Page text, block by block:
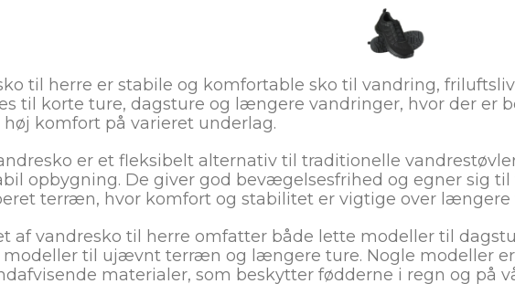
til herre er stabile og komfortable sko til vandring,
til korte ture, dagsture og længere vandringer, hvor der er
høj komfort på varieret underlag.
er et fleksibelt alternativ til traditionelle
opbygning. De giver god bevægelsesfrihed og egner sig
terræn, hvor komfort og stabilitet er vigtige over længere
af vandresko til herre omfatter både lette modeller til
modeller til ujævnt terræn og længere ture. Nogle modeller
materialer, som beskytter fødderne i regn og på